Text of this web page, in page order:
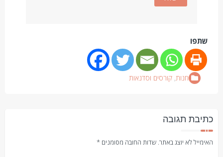
שתפו
חנות, קורסים וסדנאות
כתיבת תגובה
האימייל לא יוצג באתר. שדות החובה מסומנים *